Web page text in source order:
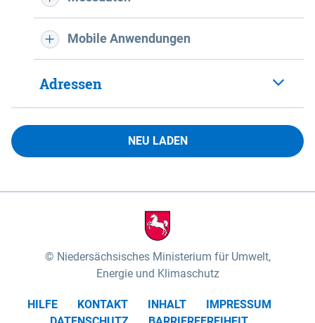
Mobile Anwendungen
Adressen
NEU LADEN
Niedersächsisches Ministerium für Umwelt,
Energie und Klimaschutz
HILFE KONTAKT INHALT
IMPRESSUM